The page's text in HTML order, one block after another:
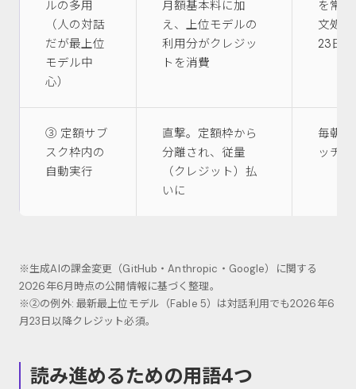
ルの多用
（人の対話
だが最上位
モデル中
心）
月額基本料に加
え、上位モデルの
利用分がクレジッ
トを消費
を常
文処
23日
③ 定額サブ
スク枠内の
自動実行
直撃。定額枠から
分離され、従量
（クレジット）払
いに
毎朝
ッチ
※生成AIの課金変更（GitHub・Anthropic・Google）に関する
2026年6月時点の公開情報に基づく整理。
※②の例外: 最新最上位モデル（Fable 5）は対話利用でも2026年6
月23日以降クレジット必須。
読み進めるための用語4つ